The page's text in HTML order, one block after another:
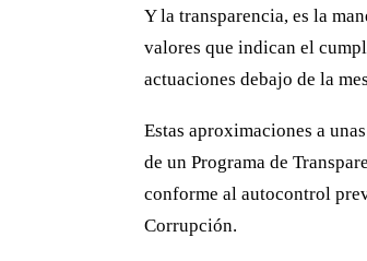
Y la transparencia, es la
valores que indican el
actuaciones debajo de la
Estas aproximaciones a
de un Programa de
conforme al autocontrol
Corrupción.